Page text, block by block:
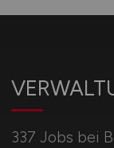
337 Jobs bei